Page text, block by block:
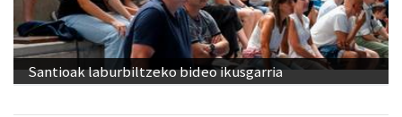
Santioak laburbiltzeko bideo ikusgarria